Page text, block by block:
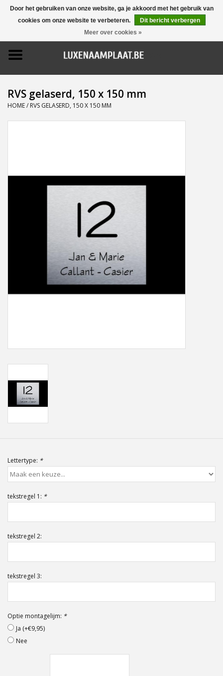
0 Artikelen - €0,00
Home
Promoties
Naamborden
Pictogrammen
Portfolio
kleuren en lettertypes
RVS gelaserd, 150 x 150 mm
HOME/ RVS GELASERD, 150 X 150 MM
Lettertype: *
tekstregel 1: *
tekstregel 2:
tekstregel 3:
Optie montagelijm: *
Ja (+€9,95)
Nee
Door het gebruiken van onze website, ga je akkoord met het gebruik van
cookies om onze website te verbeteren.
Dit bericht verbergen
Meer over cookies »